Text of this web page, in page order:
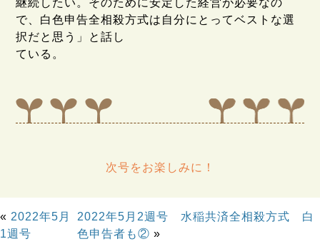
で、白色申告全相殺方式は自分にとってベストな選
択だと思う」と話し
ている。
次号をお楽しみに！
« 2022年5月
1週号
2022年5月2週号 水稲共済全相殺方式 白
色申告者も② »